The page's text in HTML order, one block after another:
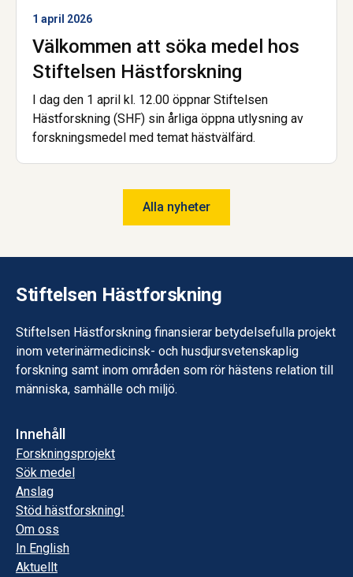
1 april 2026
Välkommen att söka medel hos
Stiftelsen Hästforskning
I dag den 1 april kl. 12.00 öppnar Stiftelsen
Hästforskning (SHF) sin årliga öppna utlysning av
forskningsmedel med temat hästvälfärd.
Alla nyheter
Stiftelsen Hästforskning
Stiftelsen Hästforskning finansierar betydelsefulla projekt
inom veterinärmedicinsk- och husdjursvetenskaplig
forskning samt inom områden som rör hästens relation till
människa, samhälle och miljö.
Innehåll
Forskningsprojekt
Sök medel
Anslag
Stöd hästforskning!
Om oss
In English
Aktuellt